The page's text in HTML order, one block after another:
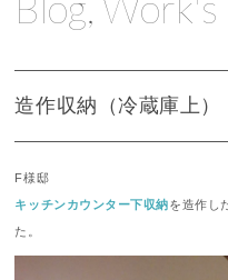
造作収納（冷蔵庫上）
F様邸
キッチンカウンター下収納を造作し
た。